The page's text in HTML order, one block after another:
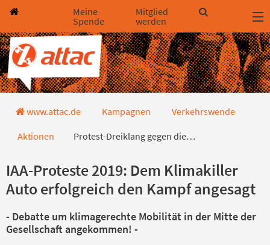
Direkt zum Hauptinhalt springen
Direkt zur Haupt-Navigation springen
Direkt zur Service-Navigation springen
Direkt zur Footer-Navigation springen
Direkt zum Footerinhalt springen
Meine
Spende
Mitglied
werden
12.-15.9.: IAA-Proteste
www.attac.de Kampagnen Verkehrswende
Aktionen Protest-Dreiklang gegen die…
IAA-Proteste 2019: Dem Klimakiller
Auto erfolgreich den Kampf angesagt
- Debatte um klimagerechte Mobilität in der Mitte der
Gesellschaft angekommen! -